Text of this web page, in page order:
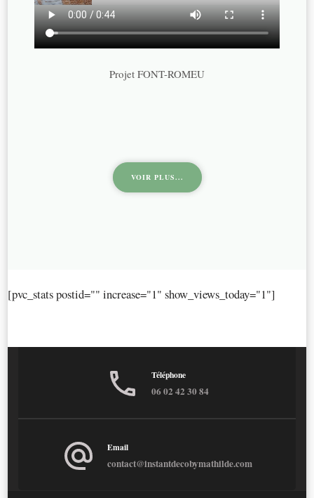
Projet FONT-ROMEU
VOIR PLUS...
[pvc_stats postid="" increase="1" show_views_today="1"]
Téléphone
06 02 42 30 84
Email
contact@instantdecobymathilde.com